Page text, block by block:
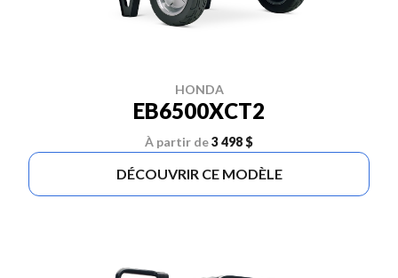
HONDA
EB6500XCT2
À partir de3 498 $
DÉCOUVRIR CE MODÈLE